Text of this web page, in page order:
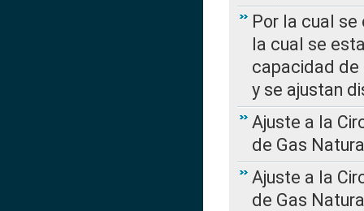
Por la cual se
la cual se
capacidad de
y se ajustan
Ajuste a la
de Gas
Ajuste a la
de Gas